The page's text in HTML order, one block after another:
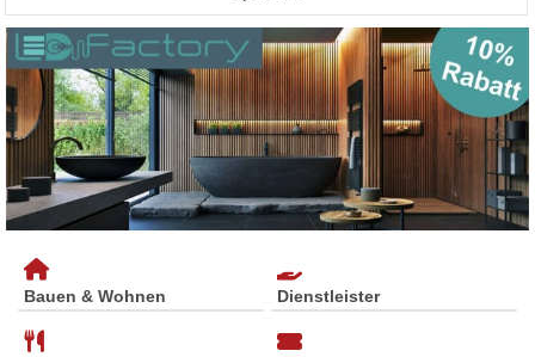
Bauen & Wohnen Dienstleister